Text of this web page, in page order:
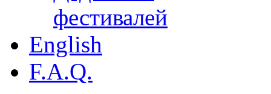
фестивалей
English
F.A.Q.